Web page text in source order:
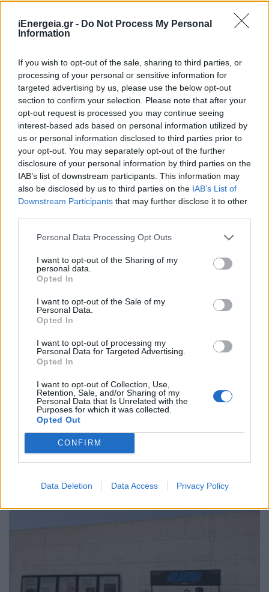
iEnergeia.gr - Do Not Process My Personal
Information
If you wish to opt-out of the sale, sharing to third parties, or
processing of your personal or sensitive information for
targeted advertising by us, please use the below opt-out
section to confirm your selection. Please note that after your
opt-out request is processed you may continue seeing
interest-based ads based on personal information utilized by
us or personal information disclosed to third parties prior to
your opt-out. You may separately opt-out of the further
disclosure of your personal information by third parties on the
IAB’s list of downstream participants. This information may
also be disclosed by us to third parties on the IAB’s List of
Downstream Participants that may further disclose it to other
Personal Data Processing Opt Outs
I want to opt-out of the Sharing of my
personal data.
Opted In
I want to opt-out of the Sale of my
Personal Data.
Opted In
I want to opt-out of processing my
Personal Data for Targeted Advertising.
Opted In
I want to opt-out of Collection, Use,
Retention, Sale, and/or Sharing of my
Personal Data that Is Unrelated with the
Purposes for which it was collected.
Opted Out
CONFIRM
Data Deletion Data Access Privacy Policy
30/07/2026 - 10:43
ΝΕΕΣ ΤΕΧΝΟΛΟΓΙΕΣ
Μυτιληναίος: Η εξασφάλιση της εμπορικής
συμφωνίας προμήθειας γαλλίου αποτελεί
ορόσημο για την ευρωπαϊκή μεταλλουργία
ΣΥΜΒΑΤΙΚΕΣ ΠΗΓΕΣ
Σχεδόν 70% πάνω από τα προ κρίσης επίπεδα
οι λιανικές τιμές του φυσικού αερίου στην
Ευρώπη
30/07/2026 - 08:03